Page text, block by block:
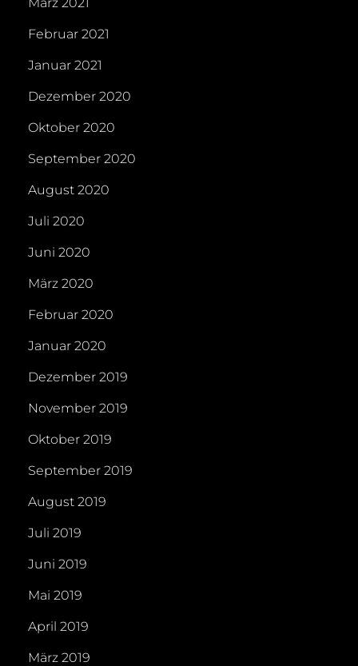
Februar 2021
Januar 2021
Dezember 2020
Oktober 2020
September 2020
August 2020
Juli 2020
Juni 2020
März 2020
Februar 2020
Januar 2020
Dezember 2019
November 2019
Oktober 2019
September 2019
August 2019
Juli 2019
Juni 2019
Mai 2019
April 2019
März 2019